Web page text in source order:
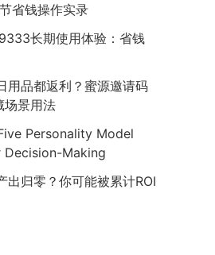
省钱操作实录
长期使用体验：省钱
用品都返利？蜜源邀请码
景用法
Personality Model
Decision-Making
出归零？你可能被累计ROI